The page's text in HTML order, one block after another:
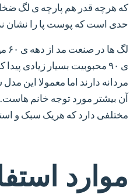
که هرچه قدر هم پارچه ی لگ
حدی است که پوست پا را نشان
ی ۹۰ محبوبیت بسیار زیادی
مردانه دارند اما معمولا این
آن بیشتر مورد توجه خانم هاست.
مختلفی دارد که هریک سبک و
موارد